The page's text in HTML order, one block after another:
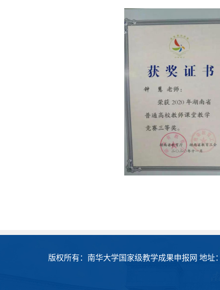
版权所有：南华大学国家级教学成果申报网 地址